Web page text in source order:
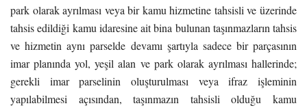
park olarak ayrılması veya bir kamu hizmetine tahsisli ve üzerinde
tahsis edildiği kamu idaresine ait bina bulunan taşınmazların tahsis
ve hizmetin aynı parselde devamı şartıyla sadece bir parçasının
imar planında yol, yeşil alan ve park olarak ayrılması hallerinde;
gerekli imar parselinin oluşturulması veya ifraz işleminin
yapılabilmesi açısından, taşınmazın tahsisli olduğu kamu